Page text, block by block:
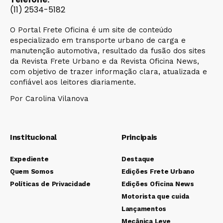
(11) 2534-5182
O Portal Frete Oficina é um site de conteúdo
especializado em transporte urbano de carga e
manutenção automotiva, resultado da fusão dos sites
da Revista Frete Urbano e da Revista Oficina News,
com objetivo de trazer informação clara, atualizada e
confiável aos leitores diariamente.
Por Carolina Vilanova
Institucional
Expediente
Quem Somos
Políticas de Privacidade
Principais
Destaque
Edições Frete Urbano
Edições Oficina News
Motorista que cuida
Lançamentos
Mecânica Leve